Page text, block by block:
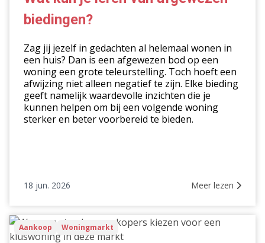
van
biedingen?
biedingen?
Zag jij jezelf in gedachten al helemaal wonen in
een huis? Dan is een afgewezen bod op een
woning een grote teleurstelling. Toch hoeft een
afwijzing niet alleen negatief te zijn. Elke bieding
geeft namelijk waardevolle inzichten die je
kunnen helpen om bij een volgende woning
sterker en beter voorbereid te bieden.
18 jun. 2026 Meer lezen
Waarom
steeds
Aankoop Woningmarkt